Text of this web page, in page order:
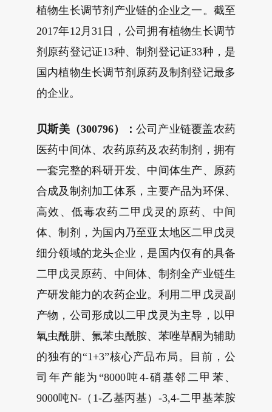
植物生长调节剂产业链的企业之一。截至
2017年12月31日，公司拥有植物生长调节
剂原药登记证13种、制剂登记证33种，是
国内植物生长调节剂原药及制剂登记最多
的企业。
贝斯美（300796）： 公司产业链覆盖农药
医药中间体、农药原药及农药制剂，拥有
一套完整的科研开发、中间体生产、原药
合成及制剂加工体系，主要产品为环保、
高效、低毒农药二甲戊灵的原药、中间
体、制剂，为国内乃至亚太地区二甲戊灵
细分领域的龙头企业，是国内仅有的具备
二甲戊灵原药、中间体、制剂全产业链生
产研发能力的农药企业。利用二甲戊灵副
产物，公司形成以二甲戊灵为主导，以甲
氧虫酰肼、氟苯虫酰胺、苯唑草酮为辅助
的独有的“1+3”核心产品布局。目前，公
司年产能为“8000吨4-硝基邻二甲苯、
9000吨N-（1-乙基丙基）-3,4-二甲基苯胺